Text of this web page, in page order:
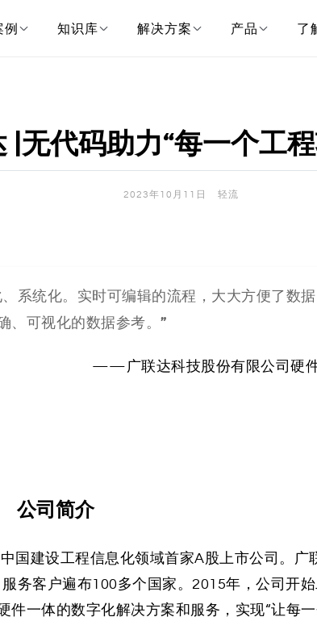
例 知识库 解决方案 产品 了
|无代码助力“每一个工
2023年10月11日 轻流
系统化。实时可编辑的流程，大大方便了数
、可视化的数据参考。 ”
——广联达科技股份有限公司硬
公司简介
国建设工程信息化领域首家A股上市公司。广
务客户遍布100多个国家。2015年，公司开始
一体的数字化解决方案和服务，实现“让每一